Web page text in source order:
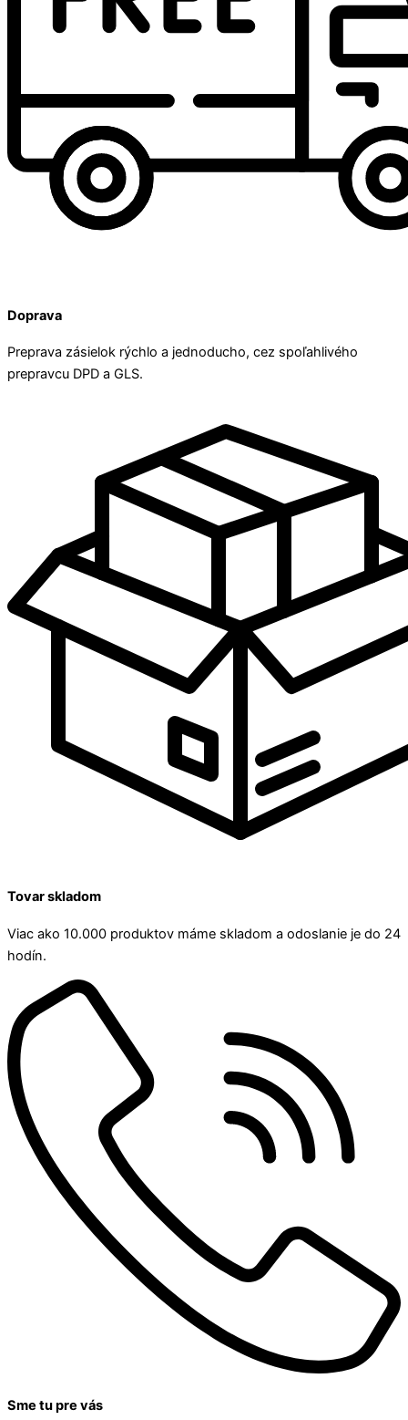
Doprava
Preprava zásielok rýchlo a jednoducho, cez spoľahlivého
prepravcu DPD a GLS.
Tovar skladom
Viac ako 10.000 produktov máme skladom a odoslanie je do 24
hodín.
Sme tu pre vás